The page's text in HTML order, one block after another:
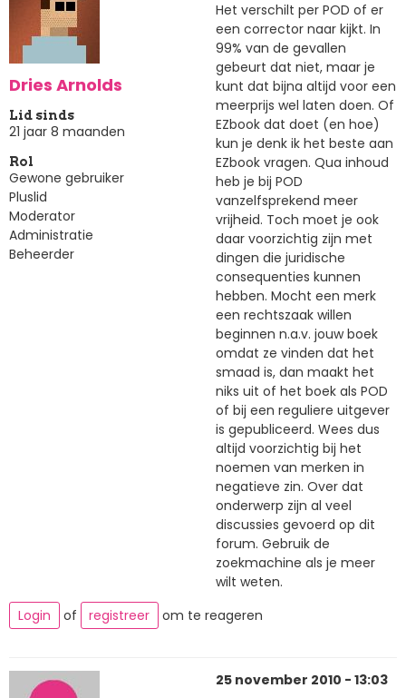
Dries Arnolds
Lid sinds
21 jaar 8 maanden
Rol
Gewone gebruiker
Pluslid
Moderator
Administratie
Beheerder
Het verschilt per POD of er
een corrector naar kijkt. In
99% van de gevallen
gebeurt dat niet, maar je
kunt dat bijna altijd voor een
meerprijs wel laten doen. Of
EZbook dat doet (en hoe)
kun je denk ik het beste aan
EZbook vragen. Qua inhoud
heb je bij POD
vanzelfsprekend meer
vrijheid. Toch moet je ook
daar voorzichtig zijn met
dingen die juridische
consequenties kunnen
hebben. Mocht een merk
een rechtszaak willen
beginnen n.a.v. jouw boek
omdat ze vinden dat het
smaad is, dan maakt het
niks uit of het boek als POD
of bij een reguliere uitgever
is gepubliceerd. Wees dus
altijd voorzichtig bij het
noemen van merken in
negatieve zin. Over dat
onderwerp zijn al veel
discussies gevoerd op dit
forum. Gebruik de
zoekmachine als je meer
wilt weten.
Login
of registreer om te reageren
25 november 2010 - 13:03